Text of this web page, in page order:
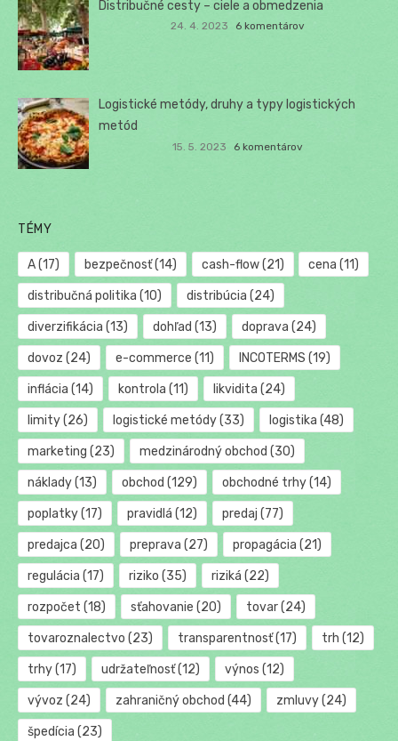
Distribučné cesty – ciele a obmedzenia
24. 4. 2023 6 komentárov
Logistické metódy, druhy a typy logistických
metód
15. 5. 2023 6 komentárov
TÉMY
A(17) bezpečnosť(14) cash-flow(21) cena (11)
distribučná politika (10) distribúcia (24)
diverzifikácia (13) dohľad (13) doprava (24)
dovoz (24) e-commerce (11) INCOTERMS (19)
inflácia (14) kontrola (11) likvidita (24)
limity(26) logistické metódy(33) logistika (48)
marketing (23) medzinárodný obchod (30)
náklady(13) obchod (129) obchodné trhy(14)
poplatky(17) pravidlá (12) predaj (77)
predajca (20) preprava (27) propagácia (21)
regulácia (17) riziko (35) riziká (22)
rozpočet (18) sťahovanie (20) tovar(24)
tovaroznalectvo (23) transparentnosť(17) trh (12)
trhy(17) udržateľnosť(12) výnos (12)
vývoz (24) zahraničný obchod (44) zmluvy(24)
špedícia (23)